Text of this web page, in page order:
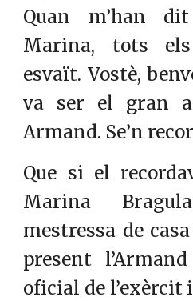
Quan m’han
Marina, tots els
esvaït. Vostè,
va ser el gran
Armand. Se’n
Que si el
Marina
mestressa de
present
oficial de l’exèrcit